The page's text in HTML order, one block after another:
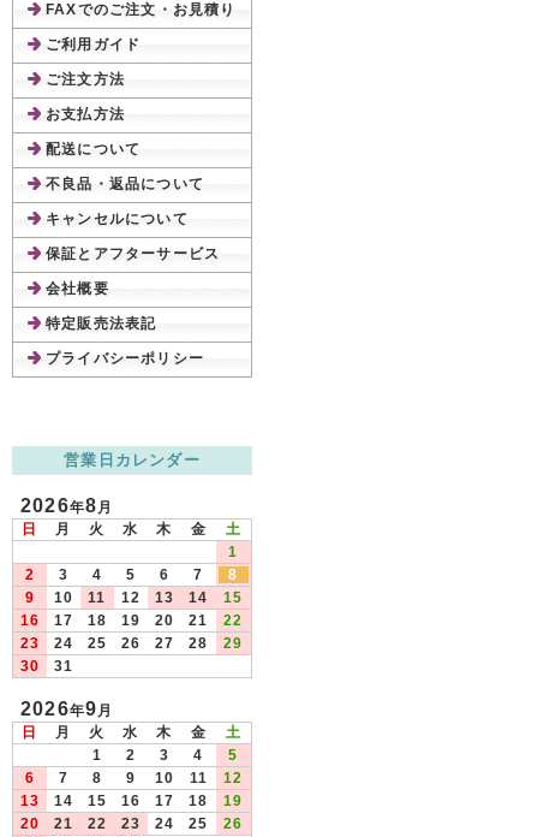
FAXでのご注文・お見積り
ご利用ガイド
ご注文方法
お支払方法
配送について
不良品・返品について
キャンセルについて
保証とアフターサービス
会社概要
特定販売法表記
プライバシーポリシー
営業日カレンダー
2026年8月
日
月 火 水 木 金
土
1
2
3 4 5 6 7
8
9
10 11 12 13 14
15
16
17 18 19 20 21
22
23
24 25 26 27 28
29
30
31
2026年9月
日
月 火 水 木 金
土
1
2 3 4
5
6
7 8 9 10 11
12
13
14 15 16 17 18
19
20
21 22 23 24 25
26